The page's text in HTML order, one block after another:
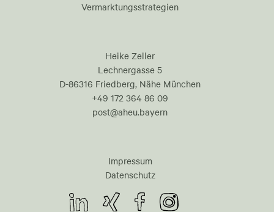
Vermarktungsstrategien
Heike Zeller
Lechnergasse 5
D-86316 Friedberg, Nähe München
+49 172 364 86 09
post@aheu.bayern
Impressum
Datenschutz